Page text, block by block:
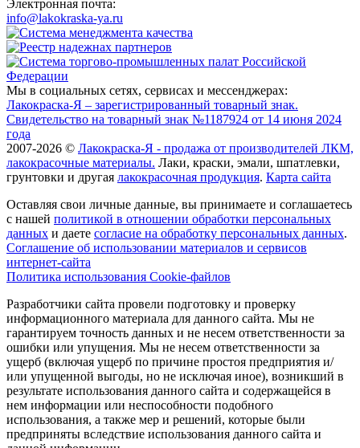
Электронная почта:
info@lakokraska-ya.ru
Мы в социальных сетях, сервисах и мессенджерах:
Лакокраска-Я – зарегистрированный товарный знак.
Свидетельство на товарный знак №1187924 от 14 июня 2024
года
2007-2026 © Лакокраска-Я - продажа от производителей ЛКМ,
лакокрасочные материалы. Лаки, краски, эмали, шпатлевки,
грунтовки и другая лакокрасочная продукция. Карта сайта
Оставляя свои личные данные, вы принимаете и соглашаетесь
с нашей политикой в отношении обработки персональных
данных и даете cогласие на обработку персональных данных.
Соглашение об использовании материалов и сервисов
интернет-сайта
Политика использования Cookie-файлов
Разработчики сайта провели подготовку и проверку
информационного материала для данного сайта. Мы не
гарантируем точность данных и не несем ответственности за
ошибки или упущения. Мы не несем ответственности за
ущерб (включая ущерб по причине простоя предприятия и/
или упущенной выгоды, но не исключая иное), возникший в
результате использования данного сайта и содержащейся в
нем информации или неспособности подобного
использования, а также мер и решений, которые были
предприняты вследствие использования данного сайта и